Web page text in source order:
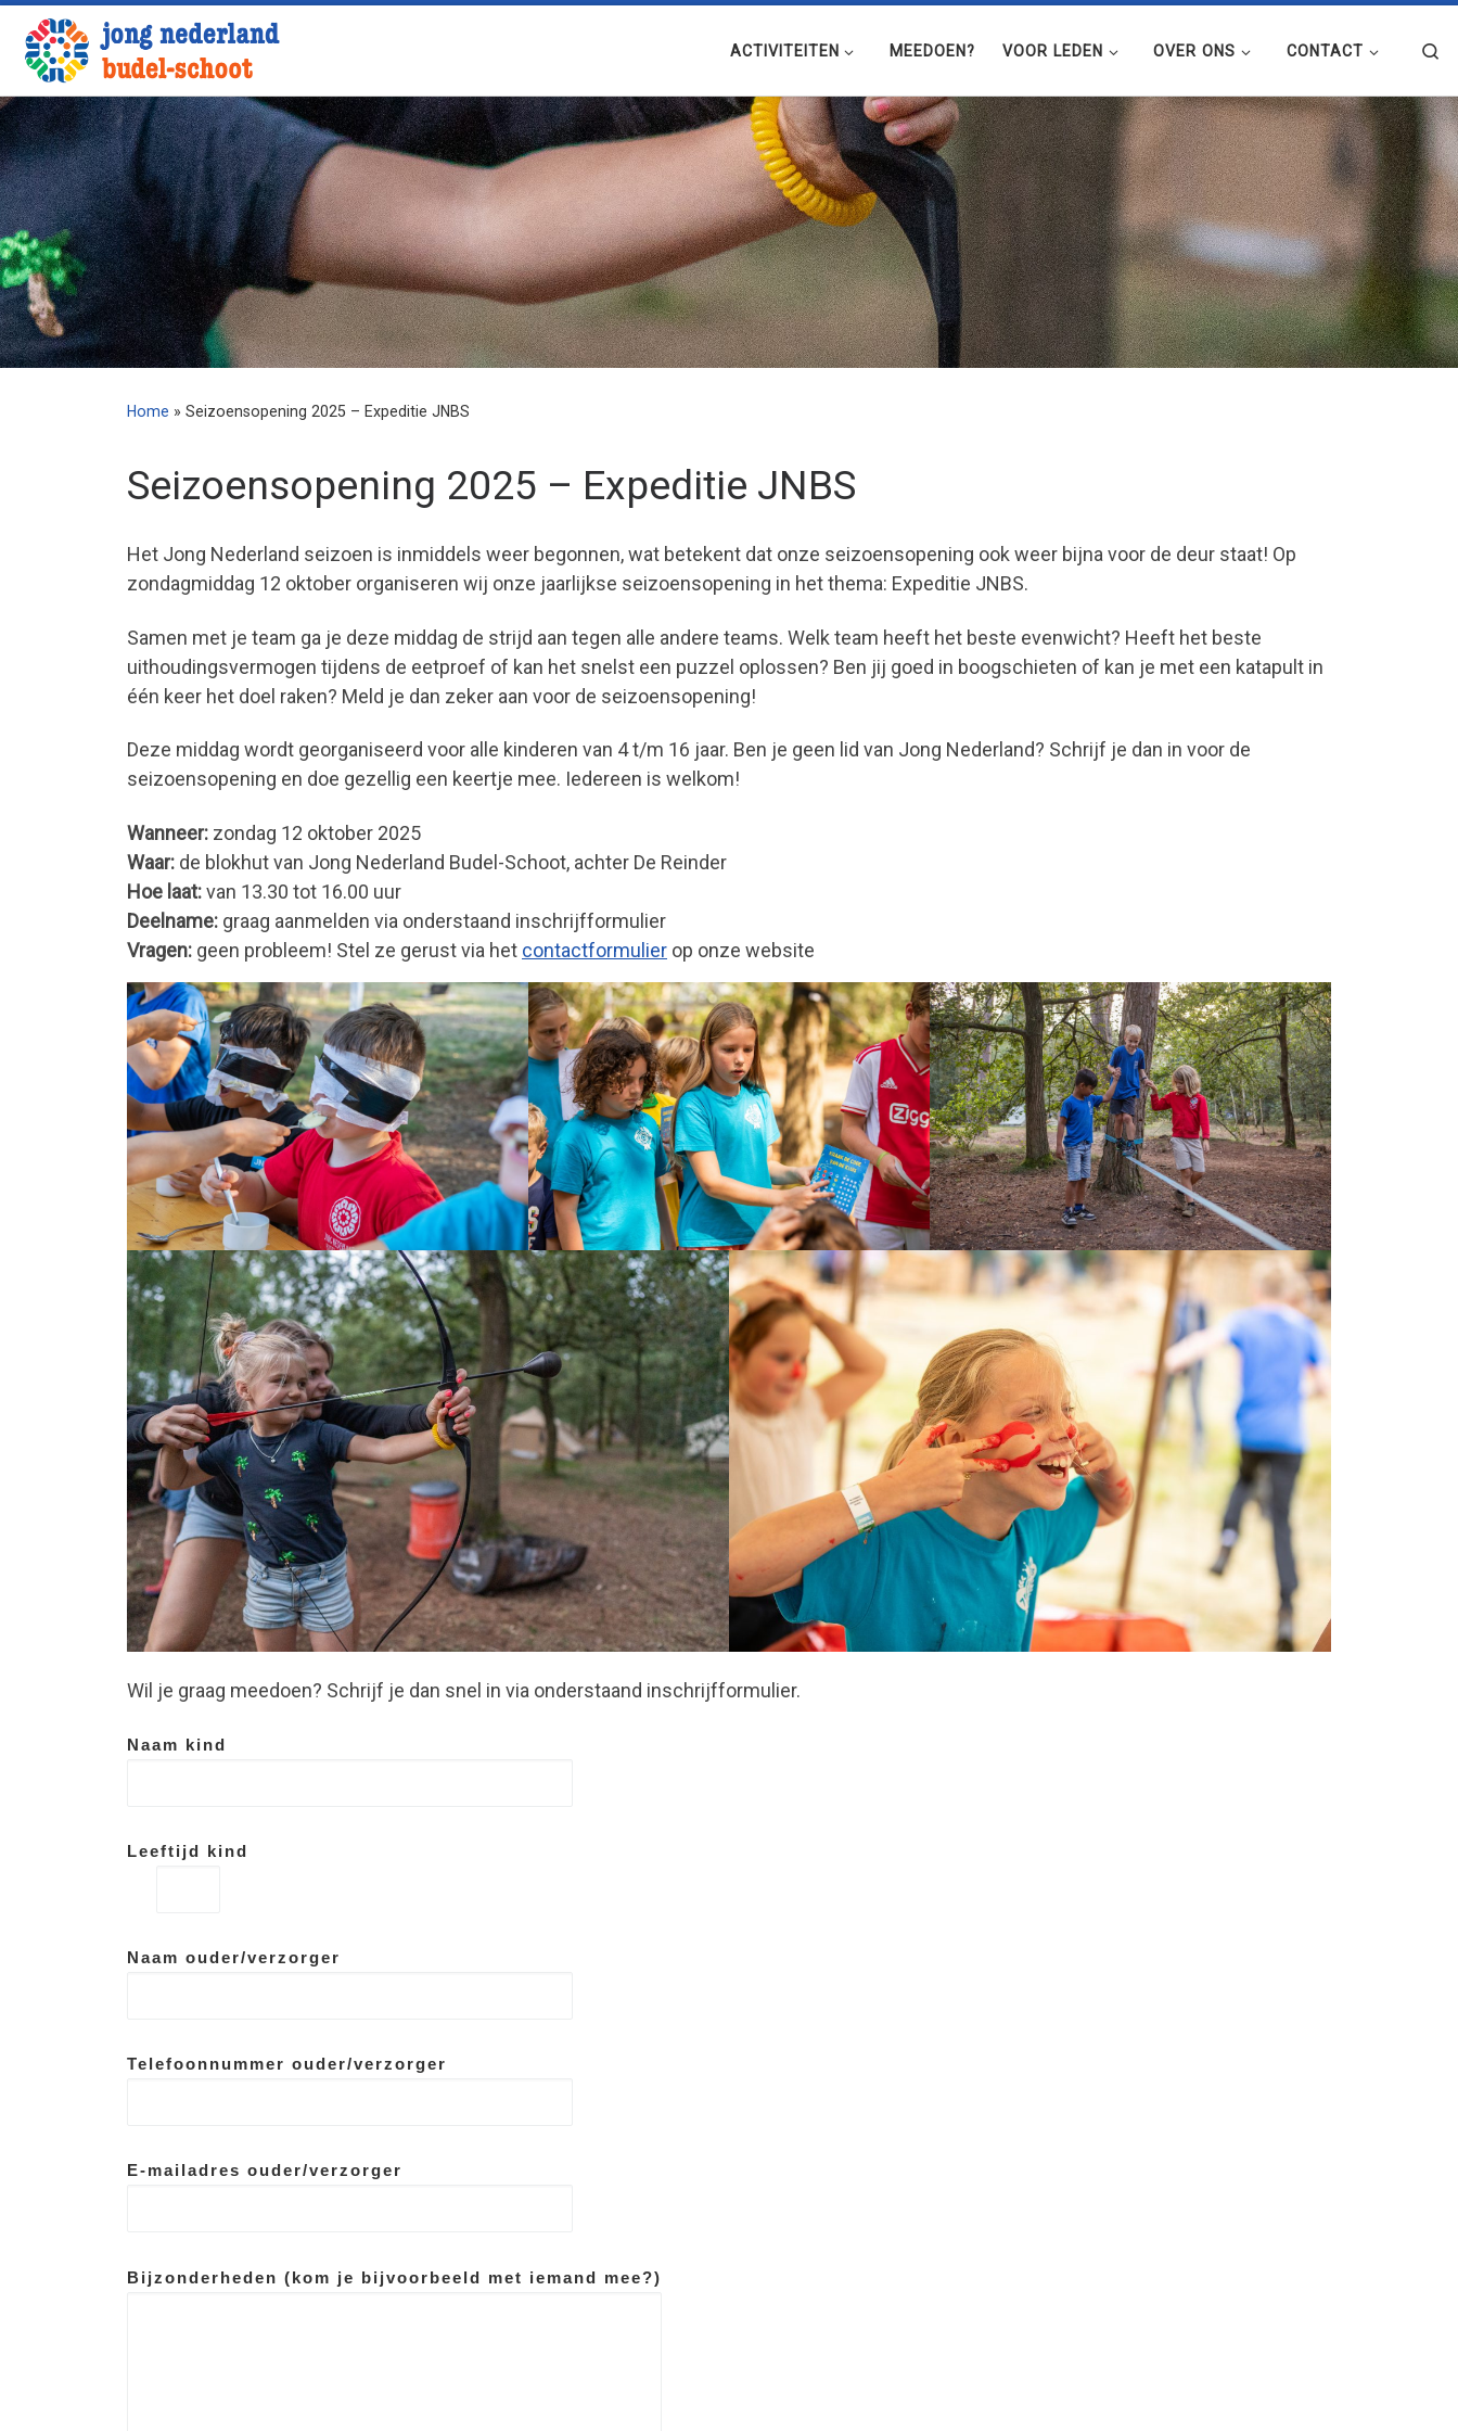
Ga naar inhoud
ACTIVITEITEN MEEDOEN? VOOR LEDEN OVER ONS CONTACT
Home » Seizoensopening 2025 – Expeditie JNBS
Seizoensopening 2025 – Expeditie JNBS
Het Jong Nederland seizoen is inmiddels weer begonnen, wat betekent dat onze seizoensopening ook weer bijna voor de deur staat! Op
zondagmiddag 12 oktober organiseren wij onze jaarlijkse seizoensopening in het thema: Expeditie JNBS.
Samen met je team ga je deze middag de strijd aan tegen alle andere teams. Welk team heeft het beste evenwicht? Heeft het beste
uithoudingsvermogen tijdens de eetproef of kan het snelst een puzzel oplossen? Ben jij goed in boogschieten of kan je met een katapult in
één keer het doel raken? Meld je dan zeker aan voor de seizoensopening!
Deze middag wordt georganiseerd voor alle kinderen van 4 t/m 16 jaar. Ben je geen lid van Jong Nederland? Schrijf je dan in voor de
seizoensopening en doe gezellig een keertje mee. Iedereen is welkom!
Wanneer: zondag 12 oktober 2025
Waar: de blokhut van Jong Nederland Budel-Schoot, achter De Reinder
Hoe laat:van 13.30 tot 16.00 uur
Deelname: graag aanmelden via onderstaand inschrijfformulier
Vragen: geen probleem! Stel ze gerust via het contactformulier op onze website
Wil je graag meedoen? Schrijf je dan snel in via onderstaand inschrijfformulier.
Naam kind
Leeftijd kind
Naam ouder/verzorger
Telefoonnummer ouder/verzorger
E-mailadres ouder/verzorger
Bijzonderheden (kom je bijvoorbeeld met iemand mee?)